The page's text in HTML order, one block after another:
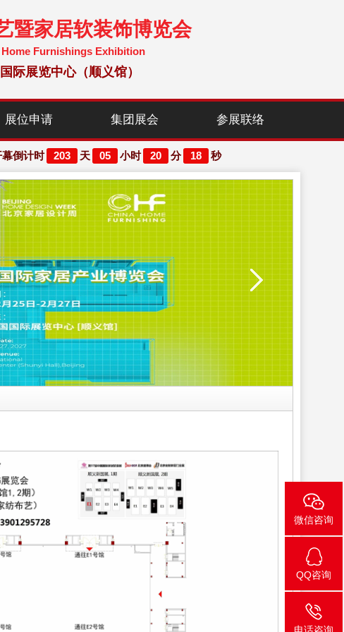
暨家居软装饰博览会
Furnishings Exhibition
际展览中心（顺义馆）
展位申请 集团展会 参展联络
倒计时 203 天 05 小时 20 分 16 秒
微信咨询
QQ咨询